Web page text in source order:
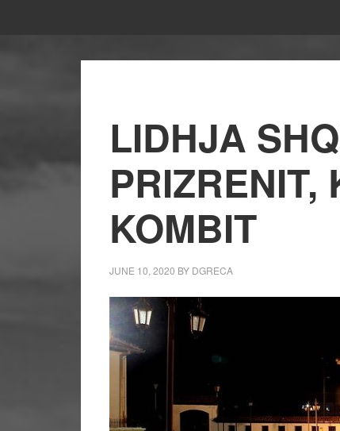
LIDHJA
PRIZRENIT,
KOMBIT
JUNE 10, 2020 BY DGRECA